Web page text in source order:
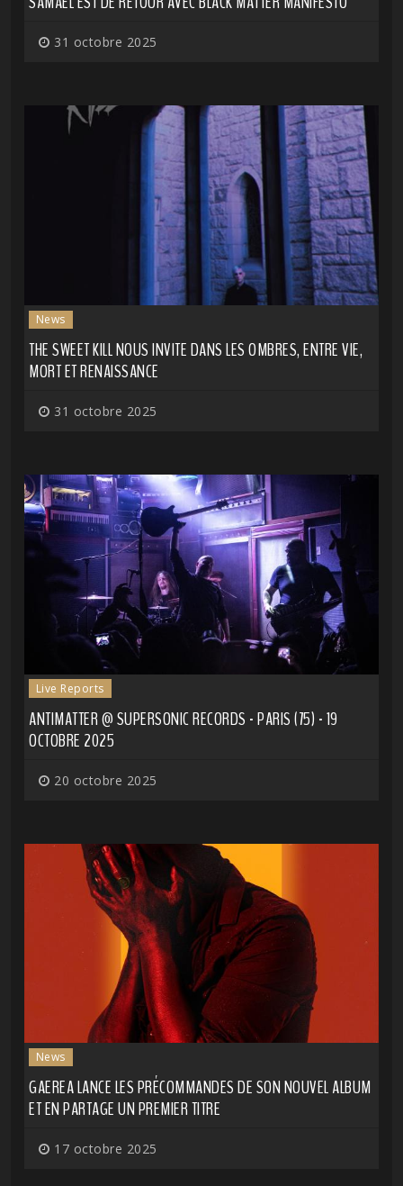
31 octobre 2025
News
THE SWEET KILL NOUS INVITE DANS LES OMBRES, ENTRE VIE,
MORT ET RENAISSANCE
31 octobre 2025
Live Reports
ANTIMATTER @ SUPERSONIC RECORDS - PARIS (75) - 19
OCTOBRE 2025
20 octobre 2025
News
GAEREA LANCE LES PRÉCOMMANDES DE SON NOUVEL ALBUM
ET EN PARTAGE UN PREMIER TITRE
17 octobre 2025